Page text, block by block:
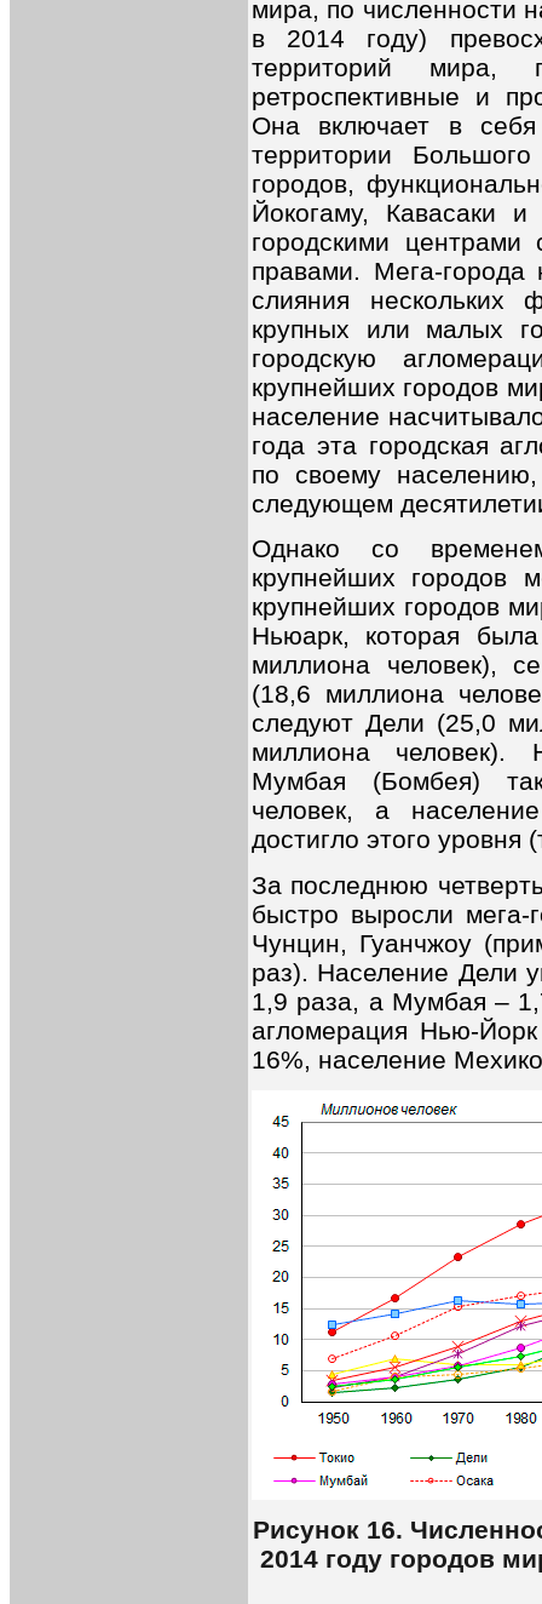
мира, по численности
в 2014 году)
территорий
ретроспективные и
Она включает в
территории
городов,
Йокогаму, Кавасаки
городскими
правами. Мега-города
слияния нескольких
крупных или малых
городскую
крупнейших городов
население
года эта городская
по своему
следующем
Однако со
крупнейших городов
крупнейших городов
Ньюарк, которая
миллиона человек),
(18,6 миллиона
следуют Дели (25,0
миллиона человек).
Мумбая (Бомбея)
человек, а
достигло этого уровня
За последнюю
быстро выросли
Чунцин, Гуанчжоу
раз). Население Дели
1,9 раза, а Мумбая –
агломерация Нью-
16%, население
Рисунок 16.
2014 году городов